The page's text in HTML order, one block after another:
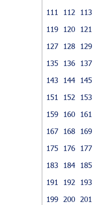
111
112 113
119
120 121
127
128 129
135
136 137
143
144 145
151
152 153
159
160 161
167
168 169
175
176 177
183
184 185
191
192 193
199
200 201